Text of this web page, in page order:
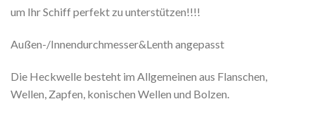
um Ihr Schiff perfekt zu unterstützen!!!!
Außen-/Innendurchmesser&Lenth angepasst
Die Heckwelle besteht im Allgemeinen aus Flanschen,
Wellen, Zapfen, konischen Wellen und Bolzen.